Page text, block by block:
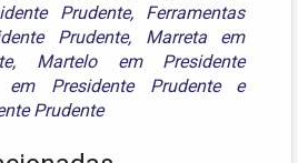
Prudente, Ferramentas
Prudente, Marreta em
, Martelo em Presidente
em Presidente Prudentee
Prudente